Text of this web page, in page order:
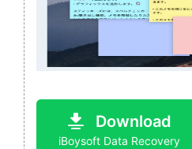
Download
iBoysoft Data Recovery